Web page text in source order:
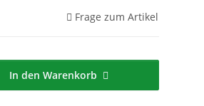
Frage zum Artikel
In den Warenkorb